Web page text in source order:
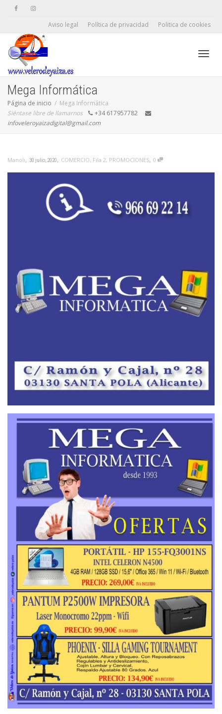
Aviso legal Política de privacidad Politica de cookies
Mega Informática
Página de inicio
Mega Informática
Siéntase libre de llamarnos
+34 617957782
infoveleroyaizadigital@gmail.com
Manoli, 30 julio, 2020, COMERCIO, Fila 2, PROMOCIONES, 0